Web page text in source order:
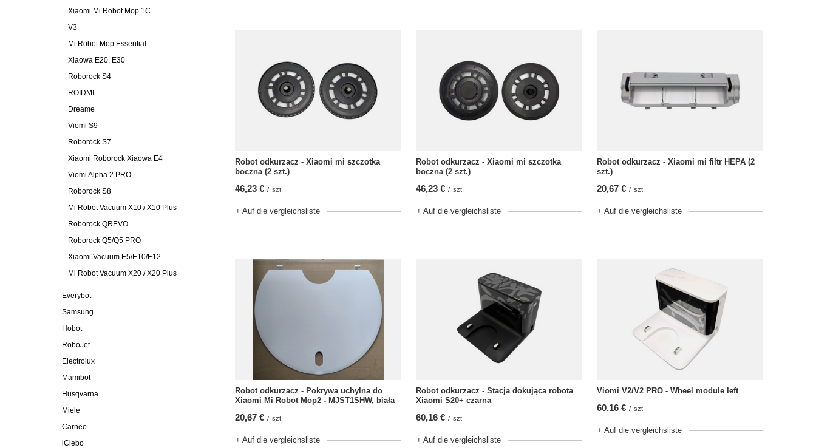
Xiaomi Mi Robot Mop 1C
V3
Mi Robot Mop Essential
Xiaowa E20, E30
Roborock S4
ROIDMI
Dreame
Viomi S9
Roborock S7
Xiaomi Roborock Xiaowa E4
Viomi Alpha 2 PRO
Roborock S8
Mi Robot Vacuum X10 / X10 Plus
Roborock QREVO
Roborock Q5/Q5 PRO
Xiaomi Vacuum E5/E10/E12
Mi Robot Vacuum X20 / X20 Plus
Everybot
Samsung
Hobot
RoboJet
Electrolux
Mamibot
Husqvarna
Miele
Carneo
iClebo
Robot odkurzacz - Xiaomi mi szczotka
boczna (2 szt.)
46,23 € / szt.
+ Auf die vergleichsliste
Robot odkurzacz - Xiaomi mi szczotka
boczna (2 szt.)
46,23 € / szt.
+ Auf die vergleichsliste
Robot odkurzacz - Xiaomi mi filtr HEPA (2
szt.)
20,67 € / szt.
+ Auf die vergleichsliste
Robot odkurzacz - Pokrywa uchylna do
Xiaomi Mi Robot Mop2 - MJST1SHW, biała
20,67 € / szt.
+ Auf die vergleichsliste
Robot odkurzacz - Stacja dokująca robota
Xiaomi S20+ czarna
60,16 € / szt.
+ Auf die vergleichsliste
Viomi V2/V2 PRO - Wheel module left
60,16 € / szt.
+ Auf die vergleichsliste